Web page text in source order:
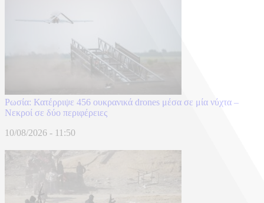
Ρωσία: Κατέρριψε 456 ουκρανικά drones μέσα σε μία νύχτα –
Νεκροί σε δύο περιφέρειες
10/08/2026 - 11:50